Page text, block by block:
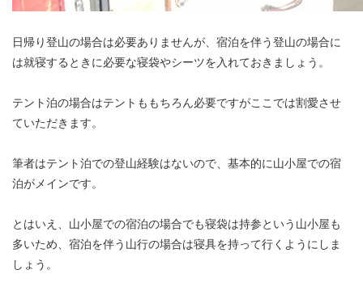
日帰り登山の場合は必要ありませんが、宿泊を伴う登山の場合に
は就寝するときに必要な寝袋やシーツを入れておきましょう。
テント泊の場合はテントももちろん必要ですがここでは割愛させ
ていただきます。
筆者はテント泊での登山経験はないので、基本的に山小屋での宿
泊がメインです。
とはいえ、山小屋での宿泊の場合でも寝袋は持参という山小屋も
多いため、宿泊を伴う山行の場合は寝具を持って行くようにしま
しょう。